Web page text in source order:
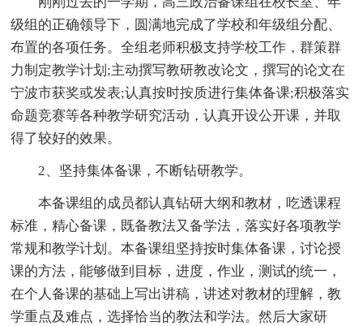
级组的正确领导下，圆满地完成了学校和年级组分配、
布置的各项任务。全组老师积极支持学校工作，群策群
力制定教学计划;主动撰写教研教改论文，撰写的论文在
宁波市获奖或发表;认真按时按质进行集体备课;积极落实
命题竞赛等各种教学研究活动，认真开设公开课，并取
得了较好的效果。
2、坚持集体备课，不断钻研教学。
本备课组的成员都认真钻研大纲和教材，吃透课程
标准，精心备课，既备教法又备学法，落实好各项教学
常规和教学计划。本备课组坚持按时集体备课，讨论授
课的方法，能够做到目标，进度，作业，测试的统一，
在个人备课的基础上写出讲稿，讲述对教材的理解，教
学重点及难点，选择恰当的教法和学法。然后大家研